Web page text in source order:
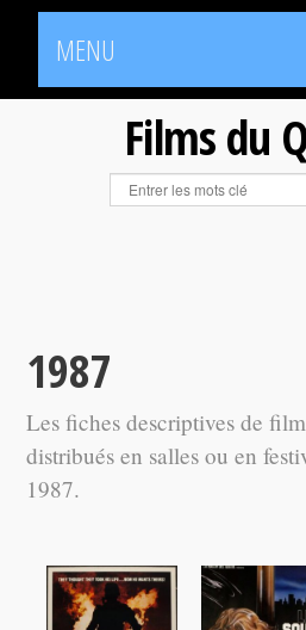
MENU
Films du
1987
Les fiches descriptives de
distribués en salles ou en
1987.